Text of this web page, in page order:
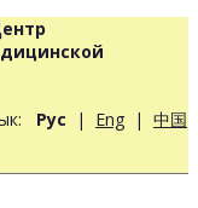
Рус | Eng | 中国